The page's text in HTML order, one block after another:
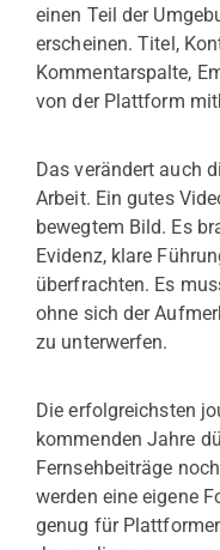
einen Teil der
erscheinen. Titel,
Kommentarspalte,
von der Plattform
Das verändert auch
Arbeit. Ein gutes
bewegtem Bild. Es
Evidenz, klare
überfrachten. Es
ohne sich der
zu unterwerfen.
Die erfolgreichsten
kommenden Jahre
Fernsehbeiträge
werden eine eigene
genug für